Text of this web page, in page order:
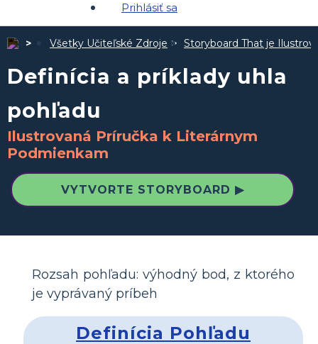
Prihlásiť sa
Všetky Učiteľské Zdroje Storyboard That je
Definícia a príklady uhla
pohľadu
Ilustrovaná Príručka k Literárnym
Podmienkam
VYTVORTE STORYBOARD ▶
Rozsah pohľadu: výhodný bod, z ktorého
je vyprávaný príbeh
Definícia Pohľadu